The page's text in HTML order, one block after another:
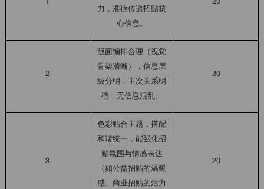
力，准确传递招贴核
心信息。
2
版面编排合理（视觉
骨架清晰），信息层
级分明，主次关系明
确，无信息混乱。
30
3
色彩贴合主题，搭配
和谐统一，能强化招
贴氛围与情感表达
（如公益招贴的温暖
感、商业招贴的活力
20